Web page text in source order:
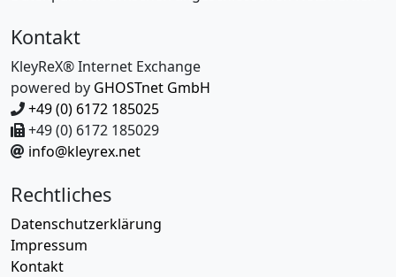
Kontakt
KleyReX® Internet Exchange
powered by GHOSTnet GmbH
+49 (0) 6172 185025
+49 (0) 6172 185029
info@kleyrex.net
Rechtliches
Datenschutzerklärung
Impressum
Kontakt